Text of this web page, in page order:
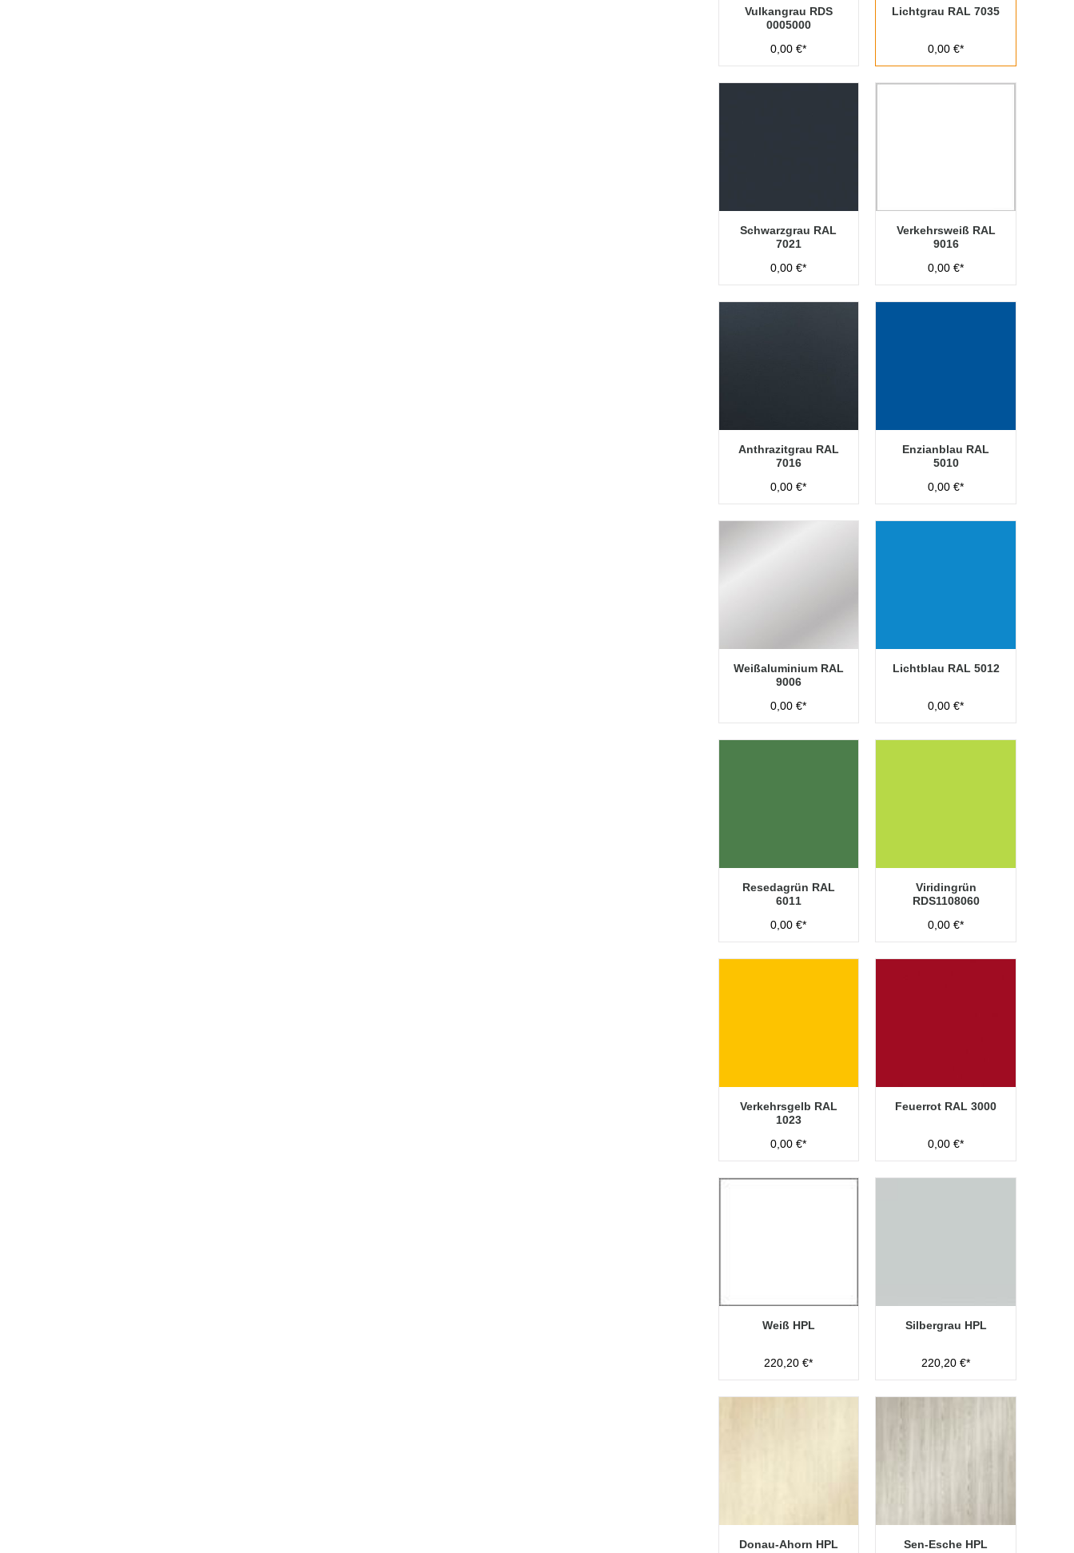
Vulkangrau RDS
0005000
0,00 €*
Lichtgrau RAL 7035
0,00 €*
Schwarzgrau RAL
7021
0,00 €*
Verkehrsweiß RAL
9016
0,00 €*
Anthrazitgrau RAL
7016
0,00 €*
Enzianblau RAL
5010
0,00 €*
Weißaluminium RAL
9006
0,00 €*
Lichtblau RAL 5012
0,00 €*
Resedagrün RAL
6011
0,00 €*
Viridingrün
RDS1108060
0,00 €*
Verkehrsgelb RAL
1023
0,00 €*
Feuerrot RAL 3000
0,00 €*
Weiß HPL
220,20 €*
Silbergrau HPL
220,20 €*
Donau-Ahorn HPL Sen-Esche HPL